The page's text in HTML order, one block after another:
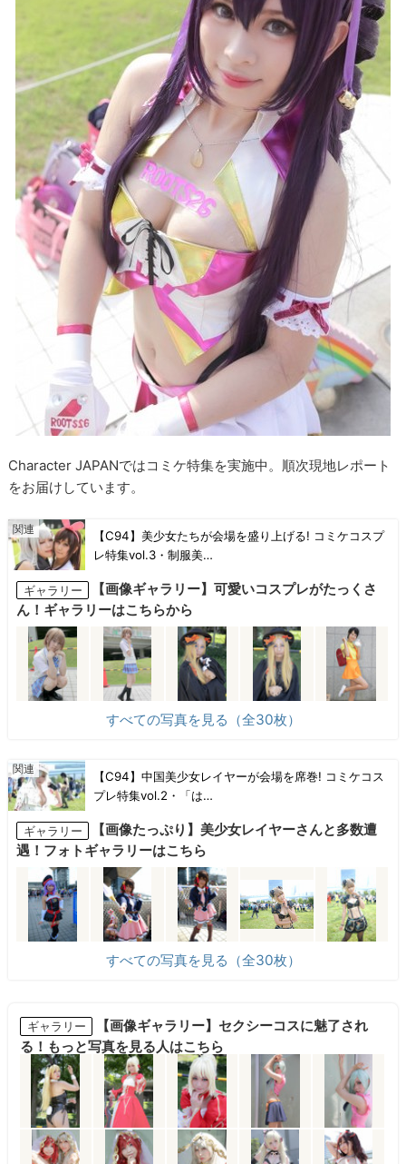
Character JAPANではコミケ特集を実施中。順次現地レポート
をお届けしています。
【C94】美少女たちが会場を盛り上げる! コミケコスプ
レ特集vol.3・制服美…
ギャラリー
【画像ギャラリー】可愛いコスプレがたっくさ
ん！ギャラリーはこちらから
すべての写真を見る（全30枚）
【C94】中国美少女レイヤーが会場を席巻! コミケコス
プレ特集vol.2・「は…
ギャラリー
【画像たっぷり】美少女レイヤーさんと多数遭
遇！フォトギャラリーはこちら
すべての写真を見る（全30枚）
ギャラリー
【画像ギャラリー】セクシーコスに魅了され
る！もっと写真を見る人はこちら